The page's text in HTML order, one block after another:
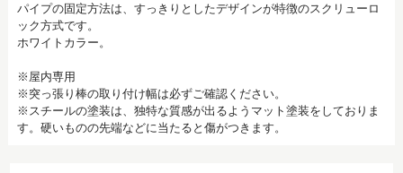
パイプの固定方法は、すっきりとしたデザインが特徴のスクリューロ
ック方式です。
ホワイトカラー。
※屋内専用
※突っ張り棒の取り付け幅は必ずご確認ください。
※スチールの塗装は、独特な質感が出るようマット塗装をしておりま
す。硬いものの先端などに当たると傷がつきます。